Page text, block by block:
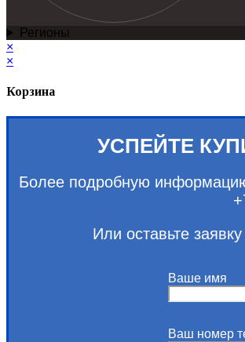
Регионы
×
×
Корзина
УСПЕЙТЕ
Более подробную
Или оставьте
Ваше имя
Ваш номер